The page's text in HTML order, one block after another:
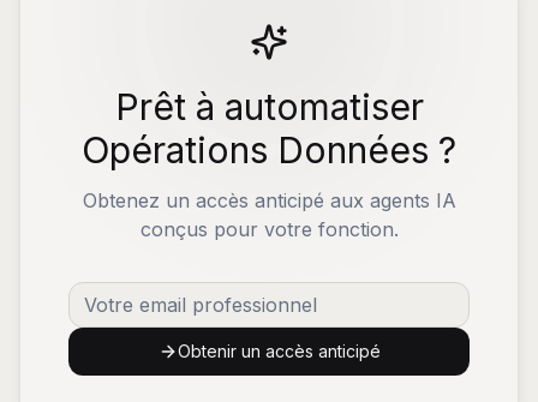
Prêt à automatiser
Opérations Données ?
Obtenez un accès anticipé aux agents IA
conçus pour votre fonction.
Obtenir un accès anticipé